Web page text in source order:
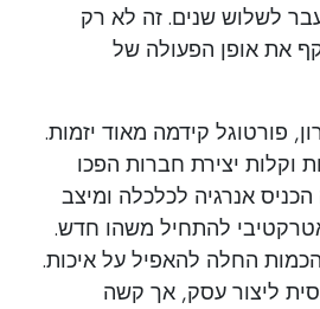
לשלוש שנים. זה לא רק
את אופן הפעולה של
פורטוגל קידמה מאוד יזמות.
וקלות יצירת חברות הפכו
הכניס אנרגיה לכלכלה ומיצב
להתחיל משהו חדש.
החלה להאפיל על איכות.
ליצור עסק, אך קשה